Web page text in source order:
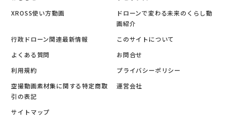
XROSS使い方動画
ドローンで変わる未来のくらし動
画紹介
行政ドローン関連最新情報
このサイトについて
よくある質問
お問合せ
利用規約
プライバシーポリシー
空撮動画素材集に関する特定商取
引の表記
運営会社
サイトマップ